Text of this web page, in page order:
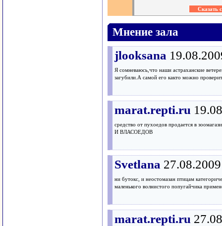
Мнение зала
jlooksana
Я сомневаюсь,что наши астраханские
загубили.А самой его както можно
marat.repti.ru
средство от пухоедов продается в
И ВЛАСОЕДОВ
Svetlana
ни бутокс, и неостомазан птицам
маленького волнистого попугайчика
marat.repti.ru